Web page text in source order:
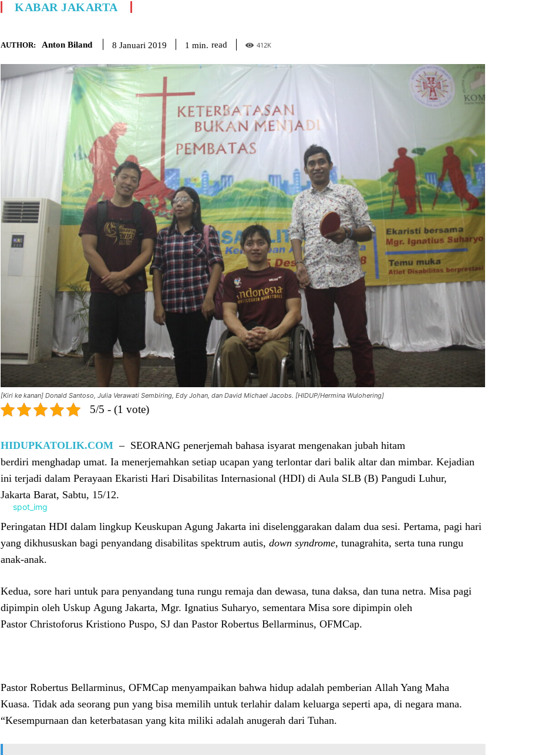
KABAR JAKARTA
AUTHOR: Anton Biland 8 Januari 2019 1 min. read 412K
[Kiri ke kanan] Donald Santoso, Julia Verawati Sembiring, Edy Johan, dan David Michael Jacobs. [HIDUP/Hermina Wulohering]
5/5 - (1 vote)
HIDUPKATOLIK.COM – SEORANG penerjemah bahasa isyarat mengenakan jubah hitam
berdiri menghadap umat. Ia menerjemahkan setiap ucapan yang terlontar dari balik altar dan mimbar. Kejadian
ini terjadi dalam Perayaan Ekaristi Hari Disabilitas Internasional (HDI) di Aula SLB (B) Pangudi Luhur,
Jakarta Barat, Sabtu, 15/12.
Peringatan HDI dalam lingkup Keuskupan Agung Jakarta ini diselenggarakan dalam dua sesi. Pertama, pagi hari
yang dikhususkan bagi penyandang disabilitas spektrum autis, down syndrome, tunagrahita, serta tuna rungu
anak-anak.
Kedua, sore hari untuk para penyandang tuna rungu remaja dan dewasa, tuna daksa, dan tuna netra. Misa pagi
dipimpin oleh Uskup Agung Jakarta, Mgr. Ignatius Suharyo, sementara Misa sore dipimpin oleh
Pastor Christoforus Kristiono Puspo, SJ dan Pastor Robertus Bellarminus, OFMCap.
Pastor Robertus Bellarminus, OFMCap menyampaikan bahwa hidup adalah pemberian Allah Yang Maha
Kuasa. Tidak ada seorang pun yang bisa memilih untuk terlahir dalam keluarga seperti apa, di negara mana.
“Kesempurnaan dan keterbatasan yang kita miliki adalah anugerah dari Tuhan.